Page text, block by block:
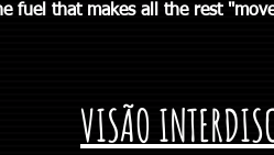
fuel that makes all the rest
VISÃO